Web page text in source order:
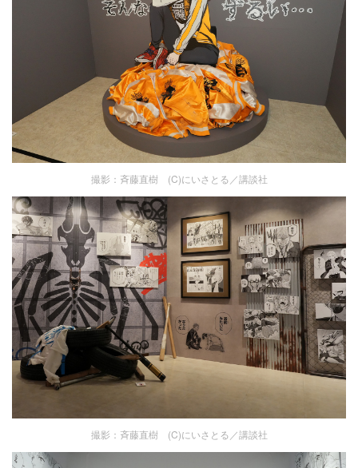
撮影：斉藤直樹 (C)にいさとる／講談社
撮影：斉藤直樹 (C)にいさとる／講談社